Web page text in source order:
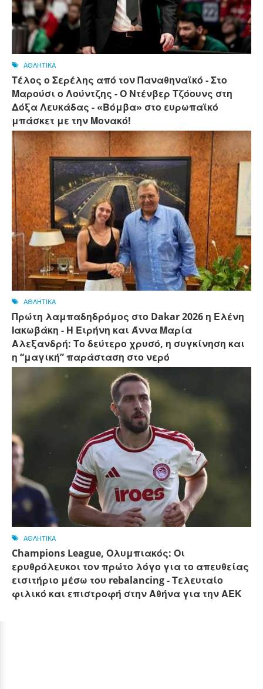
ΑΘΛΗΤΙΚΑ
Τέλος ο Σερέλης από τον Παναθηναϊκό - Στο
Μαρούσι ο Λούντζης - Ο Ντένβερ Τζόουνς στη
Δόξα Λευκάδας - «Βόμβα» στο ευρωπαϊκό
μπάσκετ με την Μονακό!
ΑΘΛΗΤΙΚΑ
Πρώτη λαμπαδηδρόμος στο Dakar 2026 η Ελένη
Ιακωβάκη - Η Ειρήνη και Άννα Μαρία
Αλεξανδρή: Το δεύτερο χρυσό, η συγκίνηση και
η “μαγική” παράσταση στο νερό
ΑΘΛΗΤΙΚΑ
Champions League, Ολυμπιακός: Οι
ερυθρόλευκοι τον πρώτο λόγο για το απευθείας
εισιτήριο μέσω του rebalancing - Τελευταίο
φιλικό και επιστροφή στην Αθήνα για την ΑΕΚ